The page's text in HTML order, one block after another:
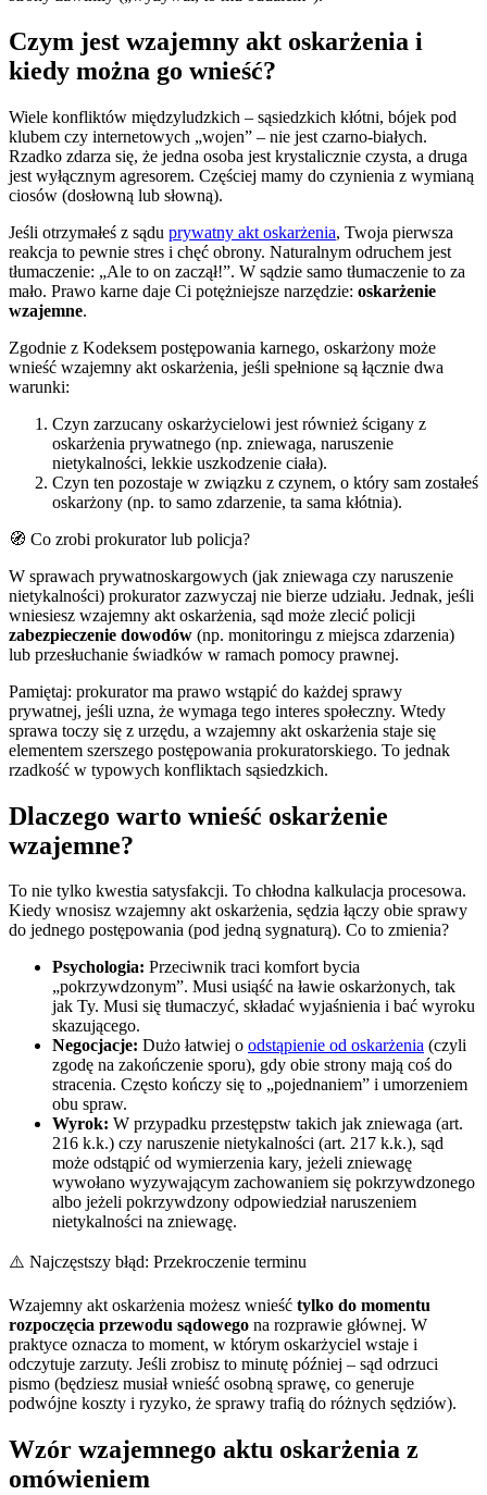
Czym jest wzajemny akt oskarżenia i
kiedy można go wnieść?
Wiele konfliktów międzyludzkich – sąsiedzkich kłótni, bójek pod
klubem czy internetowych „wojen” – nie jest czarno-białych.
Rzadko zdarza się, że jedna osoba jest krystalicznie czysta, a druga
jest wyłącznym agresorem. Częściej mamy do czynienia z wymianą
ciosów (dosłowną lub słowną).
Jeśli otrzymałeś z sądu prywatny akt oskarżenia, Twoja pierwsza
reakcja to pewnie stres i chęć obrony. Naturalnym odruchem jest
tłumaczenie: „Ale to on zaczął!”. W sądzie samo tłumaczenie to za
mało. Prawo karne daje Ci potężniejsze narzędzie: oskarżenie
wzajemne.
Zgodnie z Kodeksem postępowania karnego, oskarżony może
wnieść wzajemny akt oskarżenia, jeśli spełnione są łącznie dwa
warunki:
Czyn zarzucany oskarżycielowi jest również ścigany z
oskarżenia prywatnego (np. zniewaga, naruszenie
nietykalności, lekkie uszkodzenie ciała).
Czyn ten pozostaje w związku z czynem, o który sam zostałeś
oskarżony (np. to samo zdarzenie, ta sama kłótnia).
🧭 Co zrobi prokurator lub policja?
W sprawach prywatnoskargowych (jak zniewaga czy naruszenie
nietykalności) prokurator zazwyczaj nie bierze udziału. Jednak, jeśli
wniesiesz wzajemny akt oskarżenia, sąd może zlecić policji
zabezpieczenie dowodów (np. monitoringu z miejsca zdarzenia)
lub przesłuchanie świadków w ramach pomocy prawnej.
Pamiętaj: prokurator ma prawo wstąpić do każdej sprawy
prywatnej, jeśli uzna, że wymaga tego interes społeczny. Wtedy
sprawa toczy się z urzędu, a wzajemny akt oskarżenia staje się
elementem szerszego postępowania prokuratorskiego. To jednak
rzadkość w typowych konfliktach sąsiedzkich.
Dlaczego warto wnieść oskarżenie
wzajemne?
To nie tylko kwestia satysfakcji. To chłodna kalkulacja procesowa.
Kiedy wnosisz wzajemny akt oskarżenia, sędzia łączy obie sprawy
do jednego postępowania (pod jedną sygnaturą). Co to zmienia?
Psychologia: Przeciwnik traci komfort bycia
„pokrzywdzonym”. Musi usiąść na ławie oskarżonych, tak
jak Ty. Musi się tłumaczyć, składać wyjaśnienia i bać wyroku
skazującego.
Negocjacje: Dużo łatwiej o odstąpienie od oskarżenia (czyli
zgodę na zakończenie sporu), gdy obie strony mają coś do
stracenia. Często kończy się to „pojednaniem” i umorzeniem
obu spraw.
Wyrok: W przypadku przestępstw takich jak zniewaga (art.
216 k.k.) czy naruszenie nietykalności (art. 217 k.k.), sąd
może odstąpić od wymierzenia kary, jeżeli zniewagę
wywołano wyzywającym zachowaniem się pokrzywdzonego
albo jeżeli pokrzywdzony odpowiedział naruszeniem
nietykalności na zniewagę.
⚠️ Najczęstszy błąd: Przekroczenie terminu
Wzajemny akt oskarżenia możesz wnieść tylko do momentu
rozpoczęcia przewodu sądowego na rozprawie głównej. W
praktyce oznacza to moment, w którym oskarżyciel wstaje i
odczytuje zarzuty. Jeśli zrobisz to minutę później – sąd odrzuci
pismo (będziesz musiał wnieść osobną sprawę, co generuje
podwójne koszty i ryzyko, że sprawy trafią do różnych sędziów).
Wzór wzajemnego aktu oskarżenia z
omówieniem